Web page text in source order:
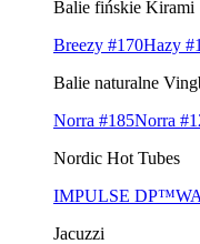
Balie fińskie Kirami
Breezy #170Hazy
Balie naturalne
Norra #185Norra
Nordic Hot Tubes
IMPULSE DP™
Jacuzzi